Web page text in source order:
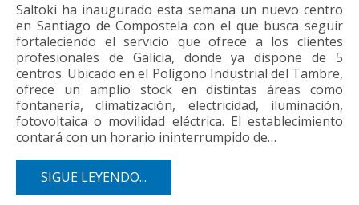
Saltoki ha inaugurado esta semana un nuevo centro
en Santiago de Compostela con el que busca seguir
fortaleciendo el servicio que ofrece a los clientes
profesionales de Galicia, donde ya dispone de 5
centros. Ubicado en el Polígono Industrial del Tambre,
ofrece un amplio stock en distintas áreas como
fontanería, climatización, electricidad, iluminación,
fotovoltaica o movilidad eléctrica. El establecimiento
contará con un horario ininterrumpido de…
SIGUE LEYENDO...